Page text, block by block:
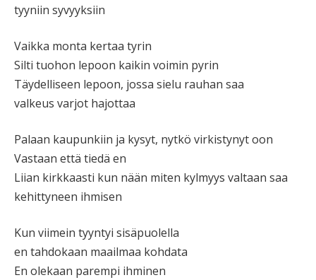
tyyniin syvyyksiin
Vaikka monta kertaa tyrin
Silti tuohon lepoon kaikin voimin pyrin
Täydelliseen lepoon, jossa sielu rauhan saa
valkeus varjot hajottaa
Palaan kaupunkiin ja kysyt, nytkö virkistynyt oon
Vastaan että tiedä en
Liian kirkkaasti kun nään miten kylmyys valtaan saa
kehittyneen ihmisen
Kun viimein tyyntyi sisäpuolella
en tahdokaan maailmaa kohdata
En olekaan parempi ihminen